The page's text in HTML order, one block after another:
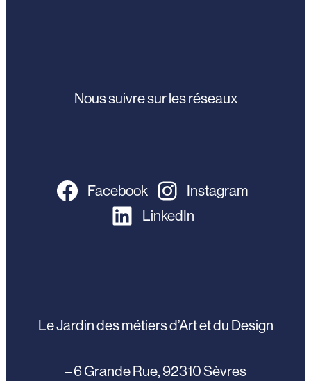
Nous suivre sur les réseaux
Facebook
Instagram
LinkedIn
Le Jardin des métiers d’Art et du Design
– 6 Grande Rue, 92310 Sèvres